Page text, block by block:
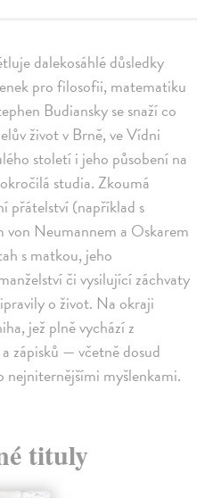
dalekosáhlé důsledky
pro filosofii, matematiku
Budiansky se snaží co
život v Brně, ve Vídni
století i jeho působení na
studia. Zkoumá
přátelství (například s
Neumannem a Oskarem
s matkou, jeho
či vysilující záchvaty
o život. Na okraji
jež plně vychází z
zápisků — včetně dosud
nejniternějšími myšlenkami.
tituly